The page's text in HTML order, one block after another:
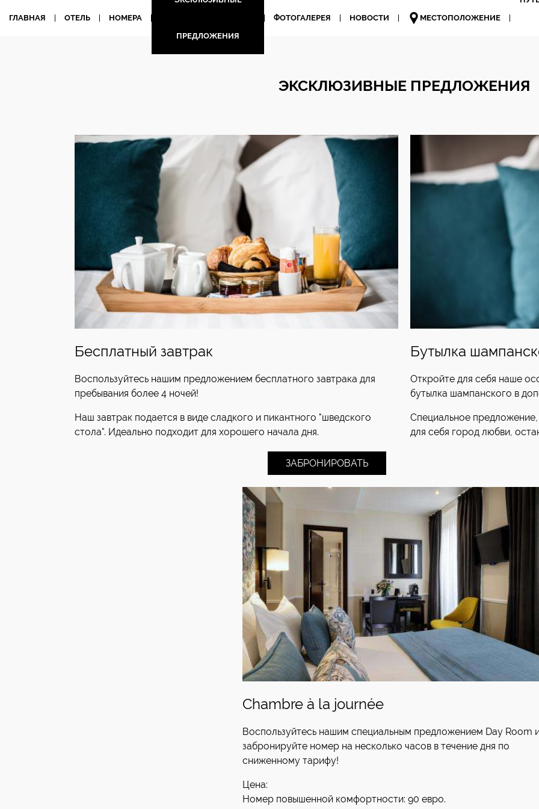
ГЛАВНАЯ ОТЕЛЬ НОМЕРА
ПРЕДЛОЖЕНИЯ
ФОТОГАЛЕРЕЯ НОВОСТИ МЕСТОПОЛОЖЕНИЕ
ЭКСКЛЮЗИВНЫЕ ПРЕДЛОЖЕНИЯ
Бесплатный завтрак
Воспользуйтесь нашим предложением бесплатного завтрака для
пребывания более 4 ночей!
Наш завтрак подается в виде сладкого и пикантного "шведского
стола". Идеально подходит для хорошего начала дня.
ЗАБРОНИРОВАТЬ
Бутылка
Откройте для себя наше
бутылка шампанского в
Специальное
для себя город любви,
Chambre à la journée
Воспользуйтесь нашим специальным предложением Day Room
забронируйте номер на несколько часов в течение дня по
сниженному тарифу!
Цена:
Номер повышенной комфортности: 90 евро.